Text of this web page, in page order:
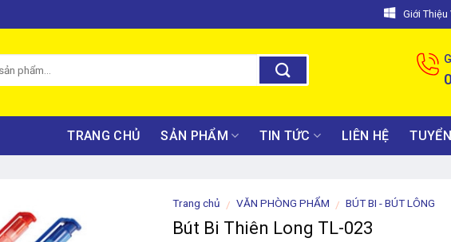
Giới
TRANG CHỦ SẢN PHẨM TIN TỨC LIÊN HỆ
Trang chủ / VĂN PHÒNG PHẨM / BÚT BI - BÚT LÔNG
Bút Bi Thiên Long TL-023